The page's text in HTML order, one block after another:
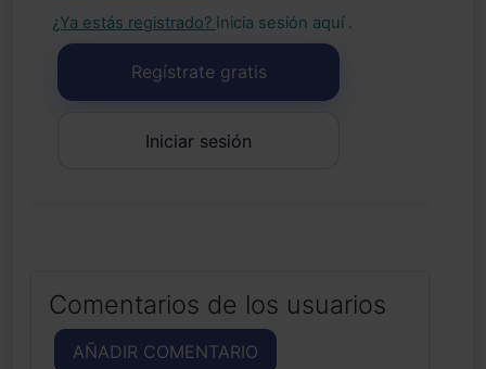
¿Ya estás registrado? Inicia sesión aquí .
Regístrate gratis
Iniciar sesión
Comentarios de los usuarios
AÑADIR COMENTARIO